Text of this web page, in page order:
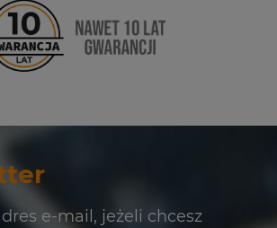
e-mail, jeżeli chcesz